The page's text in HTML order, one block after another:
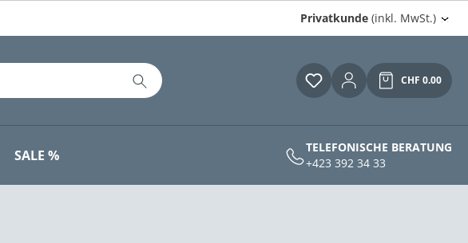
Privatkunde (inkl. MwSt.)
Du hast 0 Produkte auf
CHF 0.00
SALE %
TELEFONISCHE BERATUNG
+423 392 34 33